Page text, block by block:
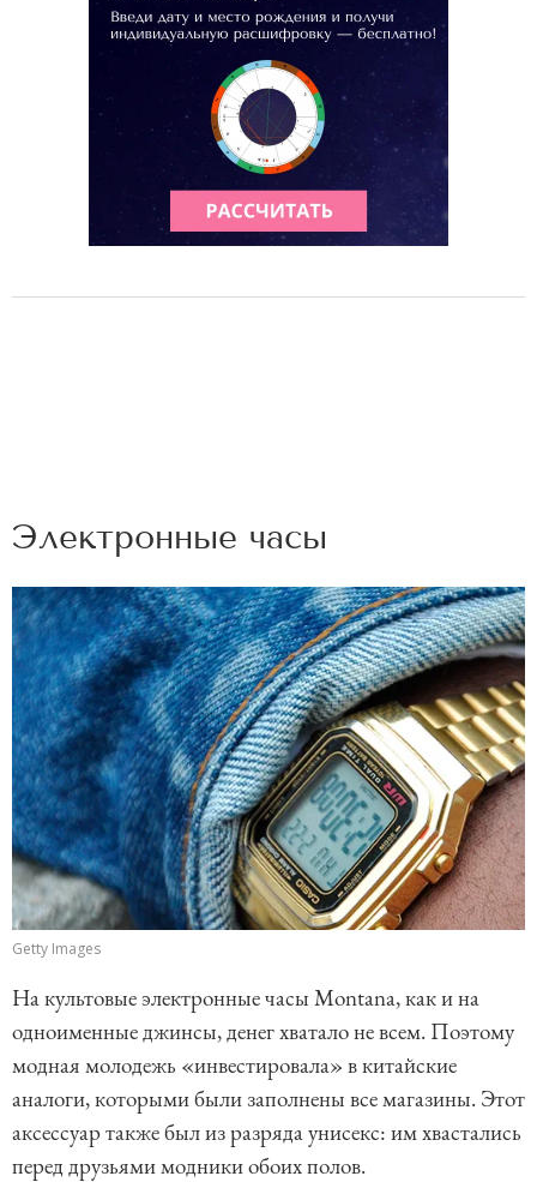
Электронные часы
Getty Images
На культовые электронные часы Montana, как и на
одноименные джинсы, денег хватало не всем. Поэтому
модная молодежь «инвестировала» в китайские
аналоги, которыми были заполнены все магазины. Этот
аксессуар также был из разряда унисекс: им хвастались
перед друзьями модники обоих полов.